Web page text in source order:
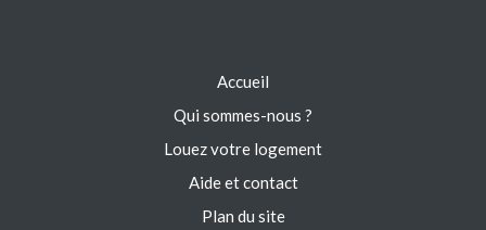
Accueil
Qui sommes-nous ?
Louez votre logement
Aide et contact
Plan du site